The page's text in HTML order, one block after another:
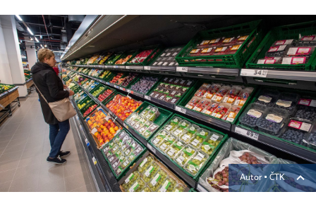
Autor ▪ČTK